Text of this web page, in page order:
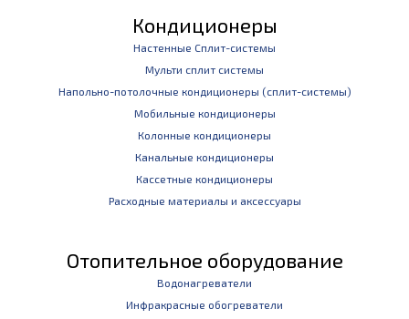
Кондиционеры
Настенные Сплит-системы
Мульти сплит системы
Напольно-потолочные кондиционеры (сплит-системы)
Мобильные кондиционеры
Колонные кондиционеры
Канальные кондиционеры
Кассетные кондиционеры
Расходные материалы и аксессуары
Отопительное оборудование
Водонагреватели
Инфракрасные обогреватели